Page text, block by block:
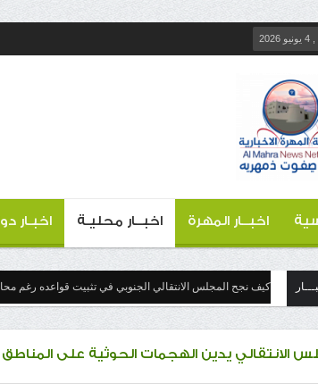
اخبــار المهرة اخبــار محليـة اخبـار
كيف نجح المجلس الانتقالي الجنوبي في تثبيت قواعده رغم
الانتقالي يدين الهجمات الحوثية على